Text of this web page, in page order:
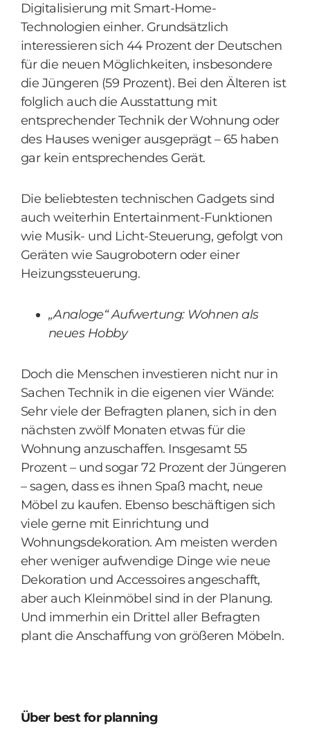
Digitalisierung mit Smart-Home-
Technologien einher. Grundsätzlich
interessieren sich 44 Prozent der Deutschen
für die neuen Möglichkeiten, insbesondere
die Jüngeren (59 Prozent). Bei den Älteren ist
folglich auch die Ausstattung mit
entsprechender Technik der Wohnung oder
des Hauses weniger ausgeprägt – 65 haben
gar kein entsprechendes Gerät.
Die beliebtesten technischen Gadgets sind
auch weiterhin Entertainment-Funktionen
wie Musik- und Licht-Steuerung, gefolgt von
Geräten wie Saugrobotern oder einer
Heizungssteuerung.
„Analoge“ Aufwertung: Wohnen als
neues Hobby
Doch die Menschen investieren nicht nur in
Sachen Technik in die eigenen vier Wände:
Sehr viele der Befragten planen, sich in den
nächsten zwölf Monaten etwas für die
Wohnung anzuschaffen. Insgesamt 55
Prozent – und sogar 72 Prozent der Jüngeren
– sagen, dass es ihnen Spaß macht, neue
Möbel zu kaufen. Ebenso beschäftigen sich
viele gerne mit Einrichtung und
Wohnungsdekoration. Am meisten werden
eher weniger aufwendige Dinge wie neue
Dekoration und Accessoires angeschafft,
aber auch Kleinmöbel sind in der Planung.
Und immerhin ein Drittel aller Befragten
plant die Anschaffung von größeren Möbeln.
Über best for planning